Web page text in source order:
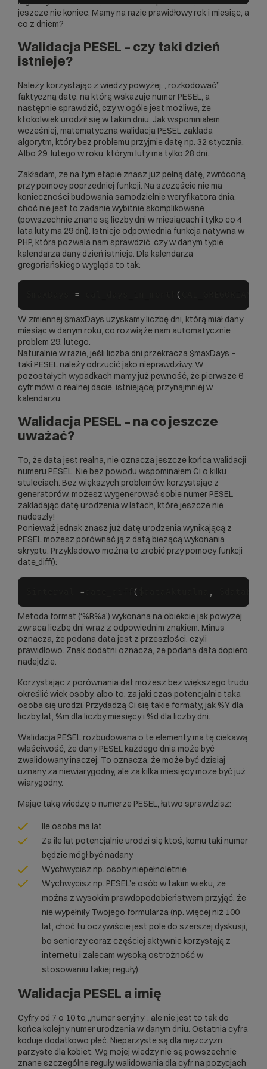
//
return
jeszcze nie koniec. Mamy na razie prawidłowy rok i miesiąc, a
co z dniem?
Walidacja PESEL – czy taki dzień
istnieje?
Należy, korzystając z wiedzy powyżej, „rozkodować”
faktyczną datę, na którą wskazuje numer PESEL, a
następnie sprawdzić, czy w ogóle jest możliwe, że
ktokolwiek urodził się w takim dniu. Jak wspomniałem
wcześniej, matematyczna walidacja PESEL zakłada
algorytm, który bez problemu przyjmie datę np. 32 stycznia.
Albo 29. lutego w roku, którym luty ma tylko 28 dni.
Zakładam, że na tym etapie znasz już pełną datę, zwróconą
przy pomocy poprzedniej funkcji. Na szczęście nie ma
konieczności budowania samodzielnie weryfikatora dnia,
choć nie jest to zadanie wybitnie skomplikowane
(powszechnie znane są liczby dni w miesiącach i tylko co 4
lata luty ma 29 dni). Istnieje odpowiednia funkcja natywna w
PHP, która pozwala nam sprawdzić, czy w danym typie
kalendarza dany dzień istnieje. Dla kalendarza
gregoriańskiego wygląda to tak:
= (
W zmiennej $maxDays uzyskamy liczbę dni, którą miał dany
miesiąc w danym roku, co rozwiąże nam automatycznie
problem 29. lutego.
Naturalnie w razie, jeśli liczba dni przekracza $maxDays –
taki PESEL należy odrzucić jako nieprawdziwy. W
pozostałych wypadkach mamy już pewność, że pierwsze 6
cyfr mówi o realnej dacie, istniejącej przynajmniej w
kalendarzu.
Walidacja PESEL – na co jeszcze
uważać?
To, że data jest realna, nie oznacza jeszcze końca walidacji
numeru PESEL. Nie bez powodu wspominałem Ci o kilku
stuleciach. Bez większych problemów, korzystając z
generatorów, możesz wygenerować sobie numer PESEL
zakładając datę urodzenia w latach, które jeszcze nie
nadeszły!
Ponieważ jednak znasz już datę urodzenia wynikającą z
PESEL możesz porównać ją z datą bieżącą wykonania
skryptu. Przykładowo można to zrobić przy pomocy funkcji
date_diff():
= ( ,
Metoda format (‘%R%a’) wykonana na obiekcie jak powyżej
zwraca liczbę dni wraz z odpowiednim znakiem. Minus
oznacza, że podana data jest z przeszłości, czyli
prawidłowo. Znak dodatni oznacza, że podana data dopiero
nadejdzie.
Korzystając z porównania dat możesz bez większego trudu
określić wiek osoby, albo to, za jaki czas potencjalnie taka
osoba się urodzi. Przydadzą Ci się takie formaty, jak %Y dla
liczby lat, %m dla liczby miesięcy i %d dla liczby dni.
Walidacja PESEL rozbudowana o te elementy ma tę ciekawą
właściwość, że dany PESEL każdego dnia może być
zwalidowany inaczej. To oznacza, że może być dzisiaj
uznany za niewiarygodny, ale za kilka miesięcy może być już
wiarygodny.
Mając taką wiedzę o numerze PESEL, łatwo sprawdzisz:
Ile osoba ma lat
Za ile lat potencjalnie urodzi się ktoś, komu taki numer
będzie mógł być nadany
Wychwycisz np. osoby niepełnoletnie
Wychwycisz np. PESEL’e osób w takim wieku, że
można z wysokim prawdopodobieństwem przyjąć, że
nie wypełniły Twojego formularza (np. więcej niż 100
lat, choć tu oczywiście jest pole do szerszej dyskusji,
bo seniorzy coraz częściej aktywnie korzystają z
internetu i zalecam wysoką ostrożność w
stosowaniu takiej reguły).
Walidacja PESEL a imię
Cyfry od 7 o 10 to „numer seryjny”, ale nie jest to tak do
końca kolejny numer urodzenia w danym dniu. Ostatnia cyfra
koduje dodatkowo płeć. Nieparzyste są dla mężczyzn,
parzyste dla kobiet. Wg mojej wiedzy nie są powszechnie
znane szczególne reguły walidowania dla cyfr na pozycjach